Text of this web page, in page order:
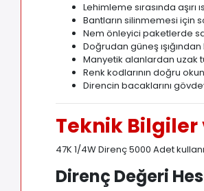
Lehimleme sırasında aşırı
Bantların silinmemesi için
Nem önleyici paketlerde
Doğrudan güneş
Manyetik alanlardan uzak
Renk kodlarının doğru
Direncin bacaklarını
Teknik Bilgiler
47K 1/4W Direnç 5000 Adet
Direnç Değeri